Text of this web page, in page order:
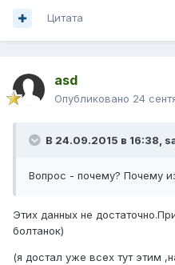
Цитата
asd
Опубликовано 24
В 24.09.2015 в 16:38,
Вопрос - почему? Почему
Этих данных не
болтанок)
(я достал уже всех тут этим